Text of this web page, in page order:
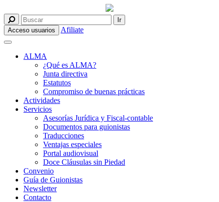
Acceso usuarios Afiliate
ALMA
¿Qué es ALMA?
Junta directiva
Estatutos
Compromiso de buenas prácticas
Actividades
Servicios
Asesorías Jurídica y Fiscal-contable
Documentos para guionistas
Traducciones
Ventajas especiales
Portal audiovisual
Doce Cláusulas sin Piedad
Convenio
Guía de Guionistas
Newsletter
Contacto